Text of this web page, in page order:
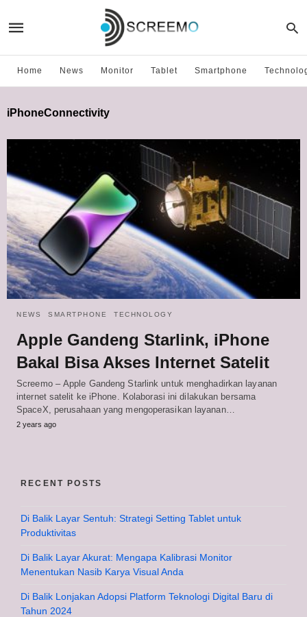
Home News Monitor Tablet Smartphone
iPhoneConnectivity
NEWS SMARTPHONE TECHNOLOGY
Apple Gandeng Starlink, iPhone
Bakal Bisa Akses Internet Satelit
Screemo – Apple Gandeng Starlink untuk menghadirkan layanan
internet satelit ke iPhone. Kolaborasi ini dilakukan bersama
SpaceX, perusahaan yang mengoperasikan layanan…
2 years ago
RECENT POSTS
Di Balik Layar Sentuh: Strategi Setting Tablet untuk
Produktivitas
Di Balik Layar Akurat: Mengapa Kalibrasi Monitor
Menentukan Nasib Karya Visual Anda
Di Balik Lonjakan Adopsi Platform Teknologi Digital Baru di
Tahun 2024